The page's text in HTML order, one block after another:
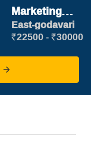
Marketing
Executive
East-godavari
₹22500 - ₹30000